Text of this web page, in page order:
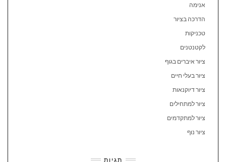
אנימה
הדרכה בציור
טכניקות
לקטנטנים
ציור איברים בגוף
ציור בעלי חיים
ציור דיוקנאות
ציור למתחילים
ציור למתקדמים
ציור נוף
תגיות